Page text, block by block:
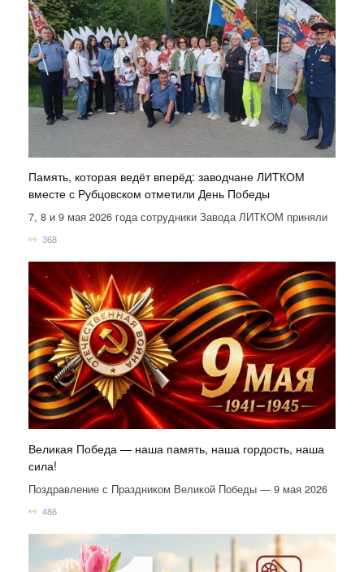
Память, которая ведёт вперёд: заводчане ЛИТКОМ
вместе с Рубцовском отметили День Победы
7, 8 и 9 мая 2026 года сотрудники Завода ЛИТКОМ приняли
368
Великая Победа — наша память, наша гордость, наша
сила!
Поздравление с Праздником Великой Победы — 9 мая 2026
486